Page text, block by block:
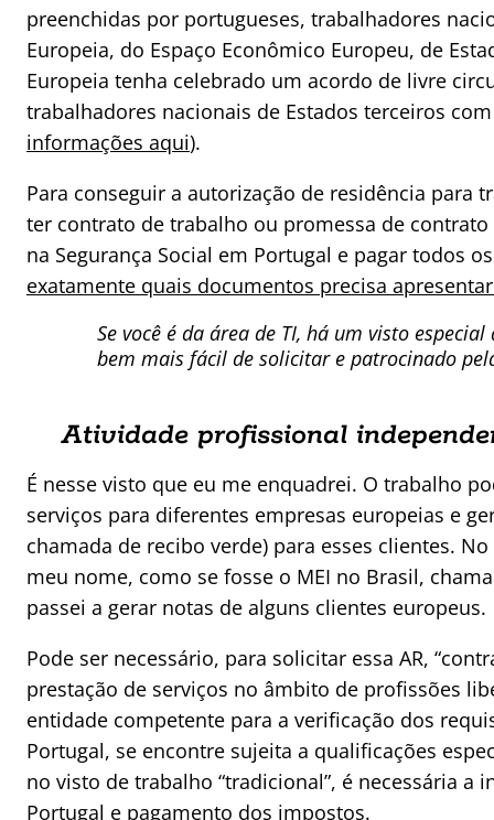
preenchidas por portugueses, trabalhadores
Europeia, do Espaço Econômico Europeu, de
Europeia tenha celebrado um acordo de livre
trabalhadores nacionais de Estados terceiros
informações aqui).
Para conseguir a autorização de residência para
ter contrato de trabalho ou promessa de
na Segurança Social em Portugal e pagar todos
exatamente quais documentos precisa
Se você é da área de TI, há um visto
bem mais fácil de solicitar e patrocinado
Atividade profissional
É nesse visto que eu me enquadrei. O trabalho
serviços para diferentes empresas europeias e
chamada de recibo verde) para esses clientes.
meu nome, como se fosse o MEI no Brasil,
passei a gerar notas de alguns clientes europeus.
Pode ser necessário, para solicitar essa AR,
prestação de serviços no âmbito de profissões
entidade competente para a verificação dos
Portugal, se encontre sujeita a qualificações
no visto de trabalho “tradicional”, é necessária a
Portugal e pagamento dos impostos.